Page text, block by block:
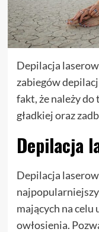
Depilacja
zabiegów
fakt, że należy do
gładkiej oraz
Depilacja
Depilacja
mających na celu
owłosienia.